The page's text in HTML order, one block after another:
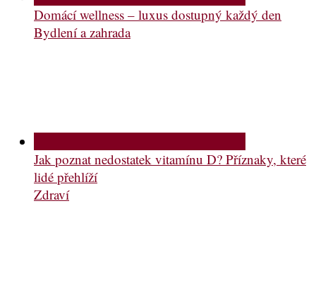
Domácí wellness – luxus dostupný každý den
Bydlení a zahrada
Jak poznat nedostatek vitamínu D? Příznaky, které
lidé přehlíží
Zdraví